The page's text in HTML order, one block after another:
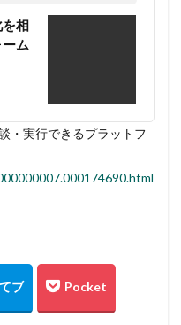
相
ム
・実行できるプラットフ